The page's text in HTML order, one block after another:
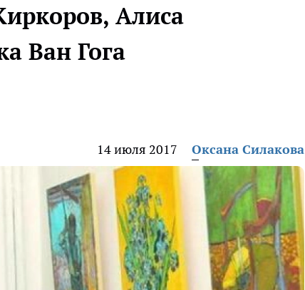
Алиса
Ван Гога
14 июля 2017 Оксана Силакова